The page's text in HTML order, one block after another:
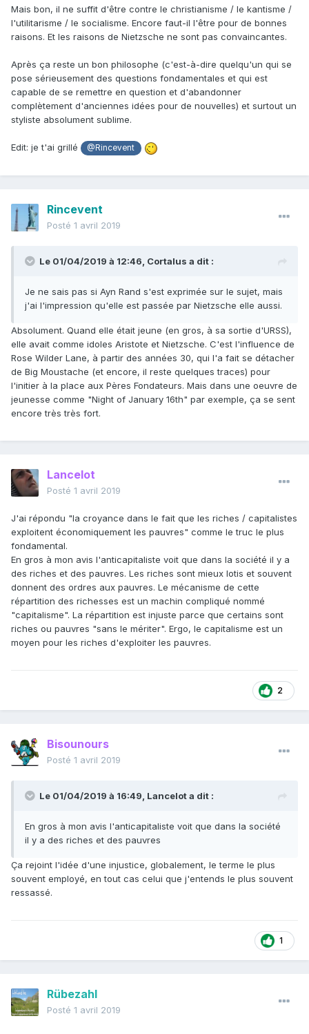
Mais bon, il ne suffit d'être contre le christianisme / le kantisme /
l'utilitarisme / le socialisme. Encore faut-il l'être pour de bonnes
raisons. Et les raisons de Nietzsche ne sont pas convaincantes.
Après ça reste un bon philosophe (c'est-à-dire quelqu'un qui se
pose sérieusement des questions fondamentales et qui est
capable de se remettre en question et d'abandonner
complètement d'anciennes idées pour de nouvelles) et surtout un
styliste absolument sublime.
Edit: je t'ai grillé @Rincevent
Rincevent
Posté 1 avril 2019
Le 01/04/2019 à 12:46, Cortalus a dit :
Je ne sais pas si Ayn Rand s'est exprimée sur le sujet, mais
j'ai l'impression qu'elle est passée par Nietzsche elle aussi.
Absolument. Quand elle était jeune (en gros, à sa sortie d'URSS),
elle avait comme idoles Aristote et Nietzsche. C'est l'influence de
Rose Wilder Lane, à partir des années 30, qui l'a fait se détacher
de Big Moustache (et encore, il reste quelques traces) pour
l'initier à la place aux Pères Fondateurs. Mais dans une oeuvre de
jeunesse comme "Night of January 16th" par exemple, ça se sent
encore très très fort.
Lancelot
Posté 1 avril 2019
J'ai répondu "la croyance dans le fait que les riches / capitalistes
exploitent économiquement les pauvres" comme le truc le plus
fondamental.
En gros à mon avis l'anticapitaliste voit que dans la société il y a
des riches et des pauvres. Les riches sont mieux lotis et souvent
donnent des ordres aux pauvres. Le mécanisme de cette
répartition des richesses est un machin compliqué nommé
"capitalisme". La répartition est injuste parce que certains sont
riches ou pauvres "sans le mériter". Ergo, le capitalisme est un
moyen pour les riches d'exploiter les pauvres.
2
Bisounours
Posté 1 avril 2019
Le 01/04/2019 à 16:49, Lancelota dit :
En gros à mon avis l'anticapitaliste voit que dans la société
il y a des riches et des pauvres
Ça rejoint l'idée d'une injustice, globalement, le terme le plus
souvent employé, en tout cas celui que j'entends le plus souvent
ressassé.
1
Rübezahl
Posté 1 avril 2019